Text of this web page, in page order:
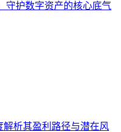
守护数字资产的核心底气
解析其盈利路径与潜在风